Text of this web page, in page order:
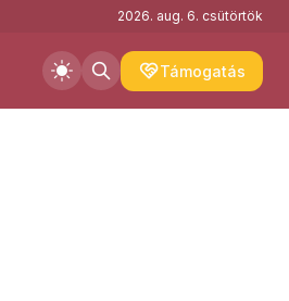
2026. aug. 6. csütörtök
Támogatás